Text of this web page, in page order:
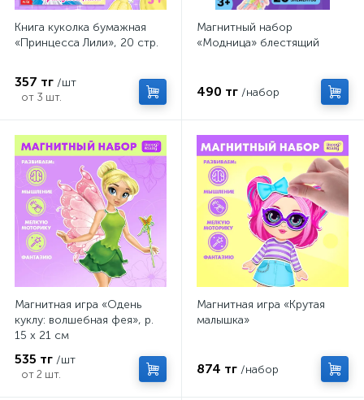
Книга куколка бумажная
«Принцесса Лили», 20 стр.
357 тг /шт
от 3 шт.
Магнитный набор
«Модница» блестящий
490 тг /набор
Магнитная игра «Одень
куклу: волшебная фея», р.
15 х 21 см
535 тг /шт
от 2 шт.
Магнитная игра «Крутая
малышка»
874 тг /набор